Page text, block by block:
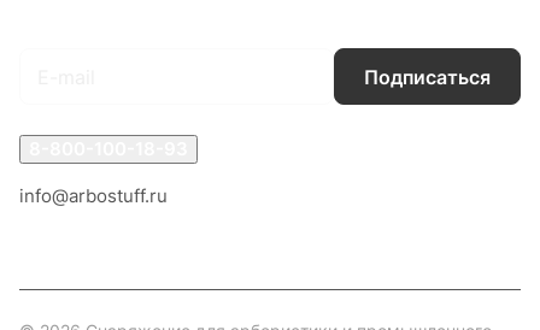
Подписаться
info@arbostuff.ru